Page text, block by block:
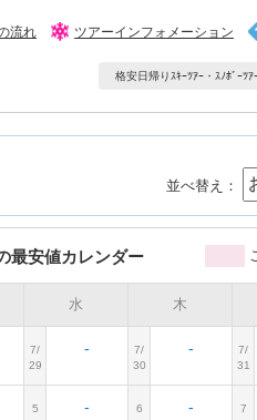
流れ ツアーインフォメーション
格安日帰りｽｷｰﾂｱｰ・ｽﾉﾎﾞｰﾂｱ
並べ替え：
最安値カレンダー
水 木
7/
29
-
7/
30
-
7/
31
5 - 6 - 7